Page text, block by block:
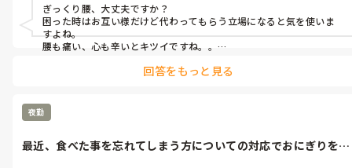
ぎっくり腰、大丈夫ですか？
困った時はお互い様だけど代わってもらう立場になると気を使いま
すよね。
腰も痛い、心も辛いとキツイですね。。
方を助けてあげれる様になれたらいいと思います。
回答をもっと見る
夜勤
最近、食べた事を忘れてしまう方についての対応でおにぎりを用